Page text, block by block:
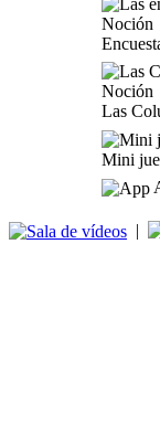
Las
Mini
|